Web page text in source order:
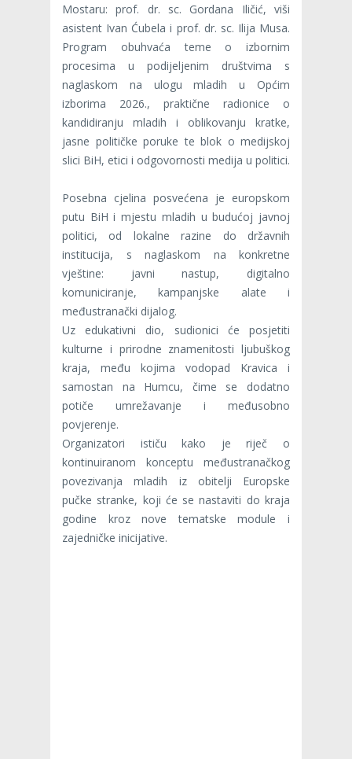
Mostaru: prof. dr. sc. Gordana Iličić, viši
asistent Ivan Ćubela i prof. dr. sc. Ilija Musa.
Program obuhvaća teme o izbornim
procesima u podijeljenim društvima s
naglaskom na ulogu mladih u Općim
izborima 2026., praktične radionice o
kandidiranju mladih i oblikovanju kratke,
jasne političke poruke te blok o medijskoj
slici BiH, etici i odgovornosti medija u politici.
Posebna cjelina posvećena je europskom
putu BiH i mjestu mladih u budućoj javnoj
politici, od lokalne razine do državnih
institucija, s naglaskom na konkretne
vještine: javni nastup, digitalno
komuniciranje, kampanjske alate i
međustranački dijalog.
Uz edukativni dio, sudionici će posjetiti
kulturne i prirodne znamenitosti ljubuškog
kraja, među kojima vodopad Kravica i
samostan na Humcu, čime se dodatno
potiče umrežavanje i međusobno
povjerenje.
Organizatori ističu kako je riječ o
kontinuiranom konceptu međustranačkog
povezivanja mladih iz obitelji Europske
pučke stranke, koji će se nastaviti do kraja
godine kroz nove tematske module i
zajedničke inicijative.